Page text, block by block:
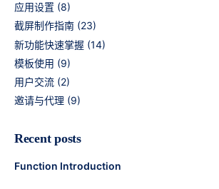
应用设置 (8)
截屏制作指南 (23)
新功能快速掌握 (14)
模板使用 (9)
用户交流 (2)
邀请与代理 (9)
Recent posts
Function Introduction